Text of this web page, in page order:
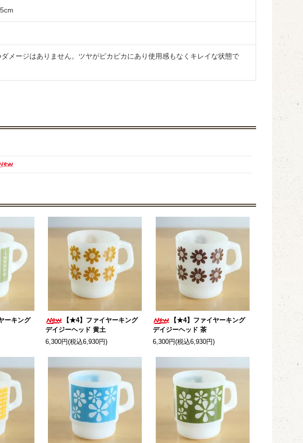
メージはありません。ツヤがピカピカにあり使用感もなくキレイな状態で
ーキング
【★4】ファイヤーキング
デイジーヘッド 黄土
6,300円(税込6,930円)
【★4】ファイヤーキング
デイジーヘッド 茶
6,300円(税込6,930円)